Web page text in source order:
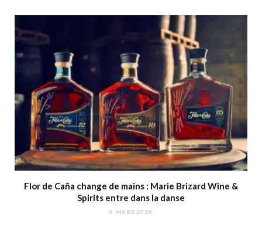
Flor de Caña change de mains : Marie Brizard Wine &
Spirits entre dans la danse
6 MARS 2026